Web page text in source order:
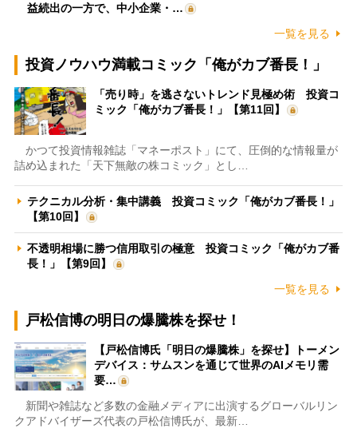
益続出の一方で、中小企業・…
一覧を見る
投資ノウハウ満載コミック「俺がカブ番長！」
「売り時」を逃さないトレンド見極め術 投資コ
ミック「俺がカブ番長！」【第11回】
かつて投資情報雑誌「マネーポスト」にて、圧倒的な情報量が
詰め込まれた「天下無敵の株コミック」とし…
テクニカル分析・集中講義 投資コミック「俺がカブ番長！」
【第10回】
不透明相場に勝つ信用取引の極意 投資コミック「俺がカブ番
長！」【第9回】
一覧を見る
戸松信博の明日の爆騰株を探せ！
【戸松信博氏「明日の爆騰株」を探せ】トーメン
デバイス：サムスンを通じて世界のAIメモリ需
要…
新聞や雑誌など多数の金融メディアに出演するグローバルリン
クアドバイザーズ代表の戸松信博氏が、最新…